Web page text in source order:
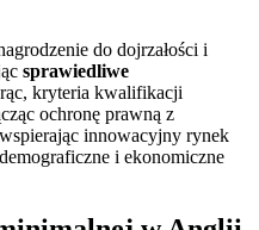
do dojrzałości i
sprawiedliwe
kryteria kwalifikacji
ochronę prawną z
innowacyjny rynek
i ekonomiczne